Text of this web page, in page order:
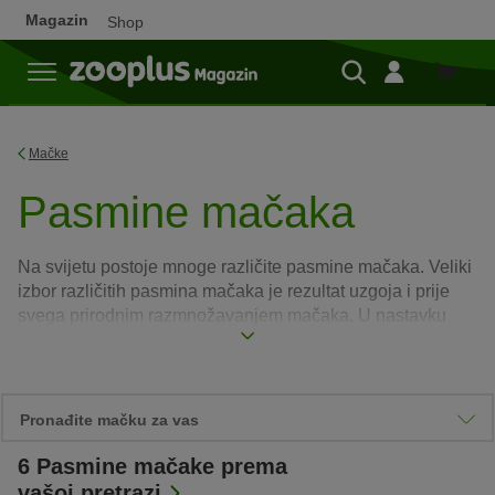
Magazin Shop
Shop
Mačke
Pasmine mačaka
Na svijetu postoje mnoge različite pasmine mačaka. Veliki
izbor različitih pasmina mačaka je rezultat uzgoja i prije
svega prirodnim razmnožavanjem mačaka. U nastavku
potražite različite vrste mačaka i saznajte sve o njima.
Pronađite mačku za vas
Važne karakteristike
6 Pasmine mačake prema